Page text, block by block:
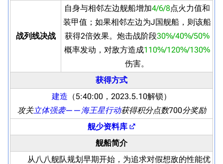
战列线决战
自身与相邻左边舰船增加4/6/8点火力值和
装甲值；如果相邻左边为J国舰船，则该船
获得2倍效果。炮击战阶段30%/40%/50%
概率发动，对敌方造成110%/120%/130%
伤害。
获得方式
建造 （5:40:00，2023.5.10解锁）
攻关立体强袭——海王星行动获得积分点数700分奖励
舰少资料库
舰船简介
从八八舰队规划早期开始，为追求对假想敌的性能优